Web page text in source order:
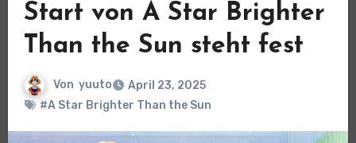
Start von A Star Brighter
Than the Sun steht fest
Von yuuto
April 23, 2025
#A Star Brighter Than the Sun